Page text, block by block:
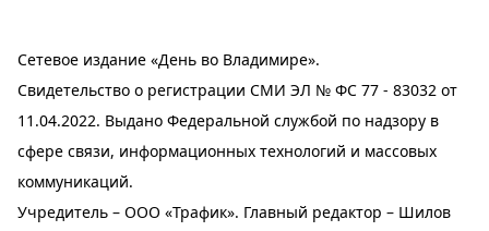
Сетевое издание «День во Владимире».
Свидетельство о регистрации СМИ ЭЛ № ФС 77 - 83032 от
11.04.2022. Выдано Федеральной службой по надзору в
сфере связи, информационных технологий и массовых
коммуникаций.
Учредитель – ООО «Трафик». Главный редактор – Шилов